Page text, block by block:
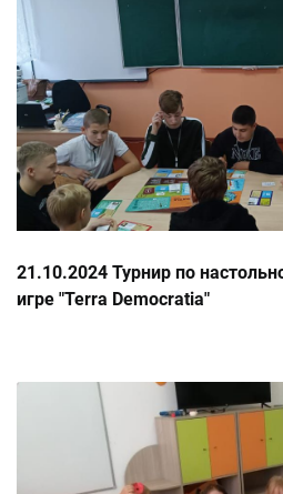
21.10.2024 Турнир по
игре "Terra Democratia"